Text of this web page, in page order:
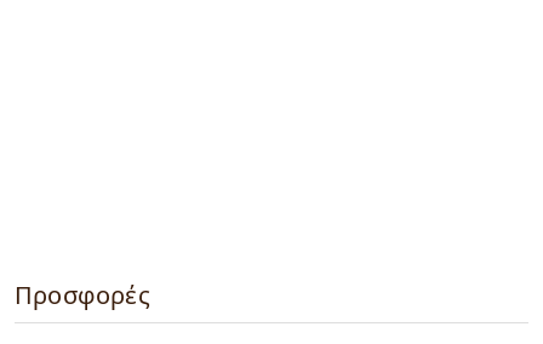
Προσφορές